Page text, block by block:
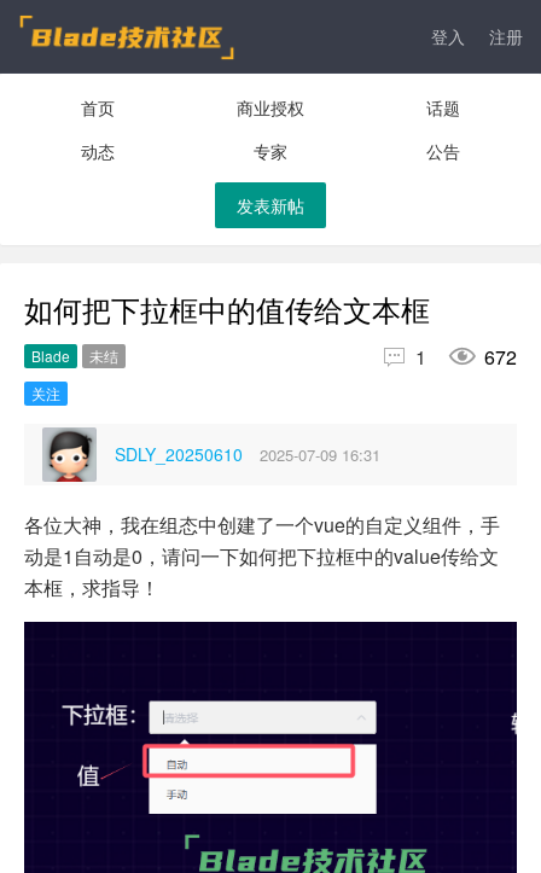
登入 注册
首页 商业授权
话题
动态
专家 公告
发表新帖
如何把下拉框中的值传给文本框
Blade
未结
关注
 1  672
SDLY_20250610 2025-07-09 16:31
各位大神，我在组态中创建了一个vue的自定义组件，手
动是1自动是0，请问一下如何把下拉框中的value传给文
本框，求指导！